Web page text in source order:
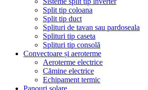
Split tip coloana
Split tip duct
Splituri de tavan sau pardoseala
Splituri tip caseta
Splituri tip consolă
Convectoare și aeroterme
Aeroterme electrice
Cămine electrice
Echipament termic